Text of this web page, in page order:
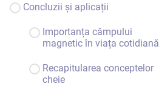
Concluzii și aplicații
Importanța câmpului
magnetic în viața cotidiană
Recapitularea conceptelor
cheie